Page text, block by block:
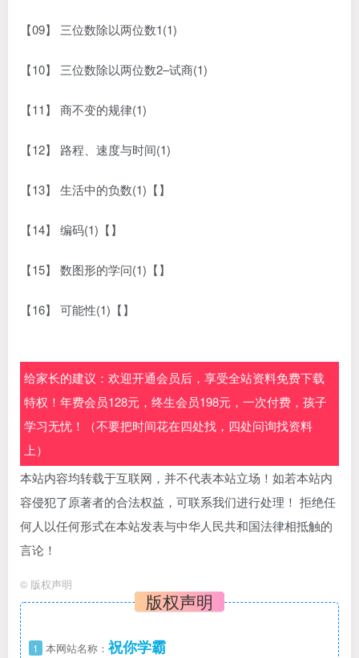
【09】 三位数除以两位数1(1)
【10】 三位数除以两位数2–试商(1)
【11】 商不变的规律(1)
【12】 路程、速度与时间(1)
【13】 生活中的负数(1)【】
【14】 编码(1)【】
【15】 数图形的学问(1)【】
【16】 可能性(1)【】
给家长的建议：欢迎开通会员后，享受全站资料免费下载
特权！年费会员128元，终生会员198元，一次付费，孩子
学习无忧！（不要把时间花在四处找，四处问询找资料
上）
本站内容均转载于互联网，并不代表本站立场！如若本站内
容侵犯了原著者的合法权益，可联系我们进行处理！ 拒绝任
何人以任何形式在本站发表与中华人民共和国法律相抵触的
言论！
© 版权声明
版权声明
1 本网站名称： 祝你学霸